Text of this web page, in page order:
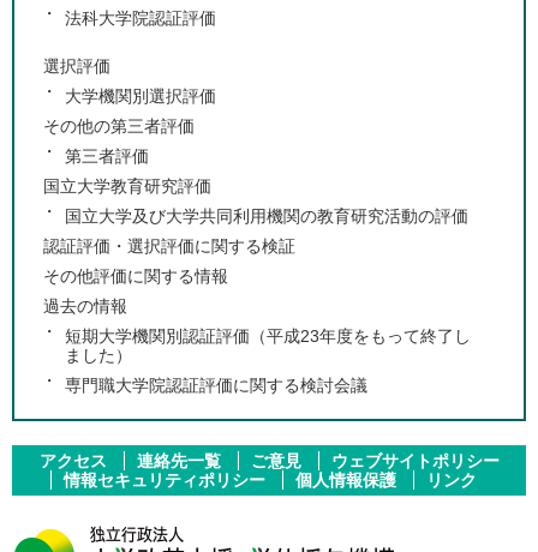
法科大学院認証評価
選択評価
大学機関別選択評価
その他の第三者評価
第三者評価
国立大学教育研究評価
国立大学及び大学共同利用機関の教育研究活動の評価
認証評価・選択評価に関する検証
その他評価に関する情報
過去の情報
短期大学機関別認証評価（平成23年度をもって終了し
ました）
専門職大学院認証評価に関する検討会議
アクセス 連絡先一覧 ご意見
ウェブサイトポリシー
情報セキュリティポリシー
個人情報保護 リンク